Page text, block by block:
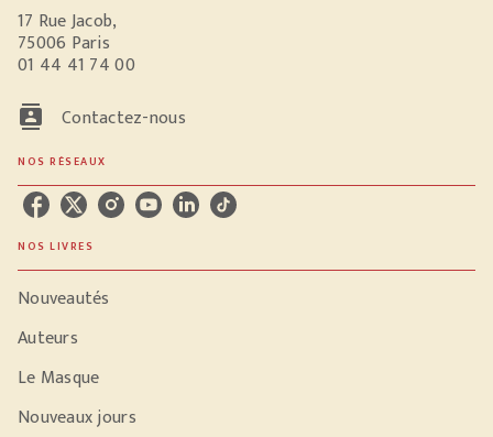
17 Rue Jacob,
75006 Paris
01 44 41 74 00
contacts Contactez-nous
NOS RÉSEAUX
NOS LIVRES
Nouveautés
Auteurs
Le Masque
Nouveaux jours